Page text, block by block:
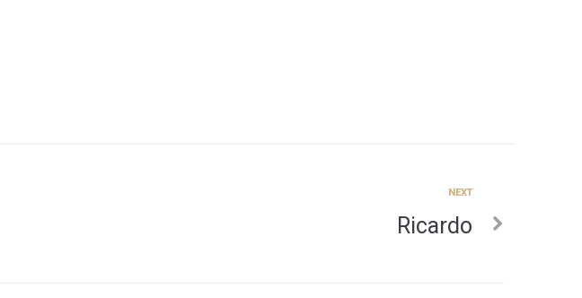
NEXT
Ricardo